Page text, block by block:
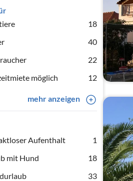
18
40
22
möglich
12
mehr anzeigen
Aufenthalt
1
mit Hund
18
33